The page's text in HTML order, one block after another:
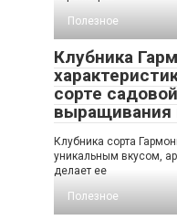
Полезное
Клубника
сорте
выращивания
Клубника сорта
уникальным вкусом,
делает ее
Полезное